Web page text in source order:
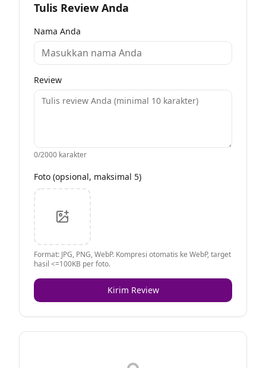
Tulis Review Anda
Nama Anda
Review
0/2000 karakter
Foto (opsional, maksimal 5)
Format: JPG, PNG, WebP. Kompresi otomatis ke WebP, target
hasil <=100KB per foto.
Kirim Review